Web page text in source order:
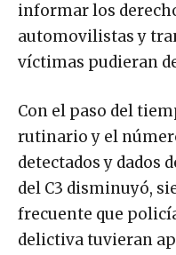
informar los
automovilistas y
víctimas pudieran
Con el paso del
rutinario y el
detectados y dados
del C3 disminuyó,
frecuente que
delictiva tuvieran